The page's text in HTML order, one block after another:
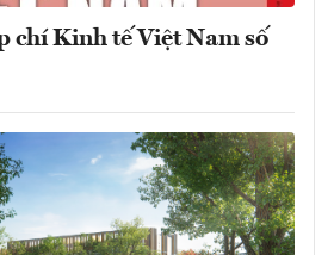
chí Kinh tế Việt Nam số